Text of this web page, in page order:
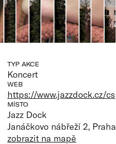
TYP AKCE
Koncert
WEB
https://www.jazzdock.cz/cs
MÍSTO
Jazz Dock
Janáčkovo nábřeží 2, Praha
zobrazit na mapě